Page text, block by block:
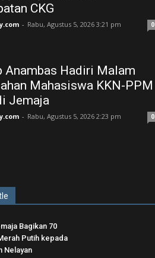
CKG
- Rabu, Agustus 5, 2026 3:21 pm 0
Anambas Hadiri Malam
Mahasiswa KKN-PPM
Jemaja
- Rabu, Agustus 5, 2026 2:23 pm 0
Bagikan 70
Putih kepada
Nelayan